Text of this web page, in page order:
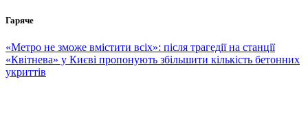
Перейти
вмісту
Гаряче
«Метро не зможе вмістити всіх»: після трагедії на станції
«Квітнева» у Києві пропонують збільшити кількість бетонних
укриттів